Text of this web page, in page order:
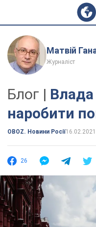
Матвій
Журналіст
Блог | Влада
наробити
OBOZ. Новини Росії
26